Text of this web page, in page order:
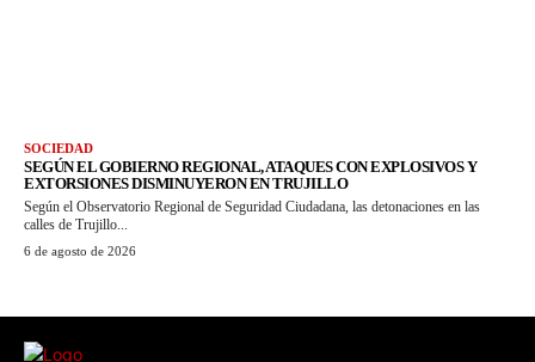
SOCIEDAD
SEGÚN EL GOBIERNO REGIONAL, ATAQUES CON EXPLOSIVOS Y
EXTORSIONES DISMINUYERON EN TRUJILLO
Según el Observatorio Regional de Seguridad Ciudadana, las detonaciones en las
calles de Trujillo...
6 de agosto de 2026